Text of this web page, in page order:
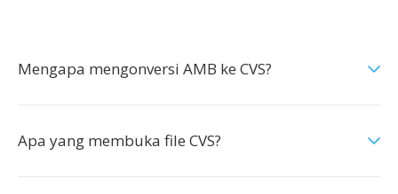
Mengapa mengonversi AMB ke CVS?
Apa yang membuka file CVS?